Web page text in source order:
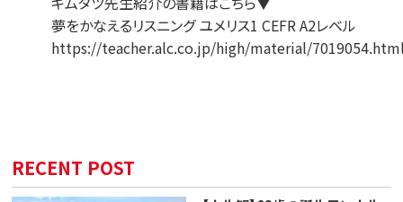
夢をかなえるリスニング ユメリス1 CEFR A2レベル
https://teacher.alc.co.jp/high/material/
RECENT POST